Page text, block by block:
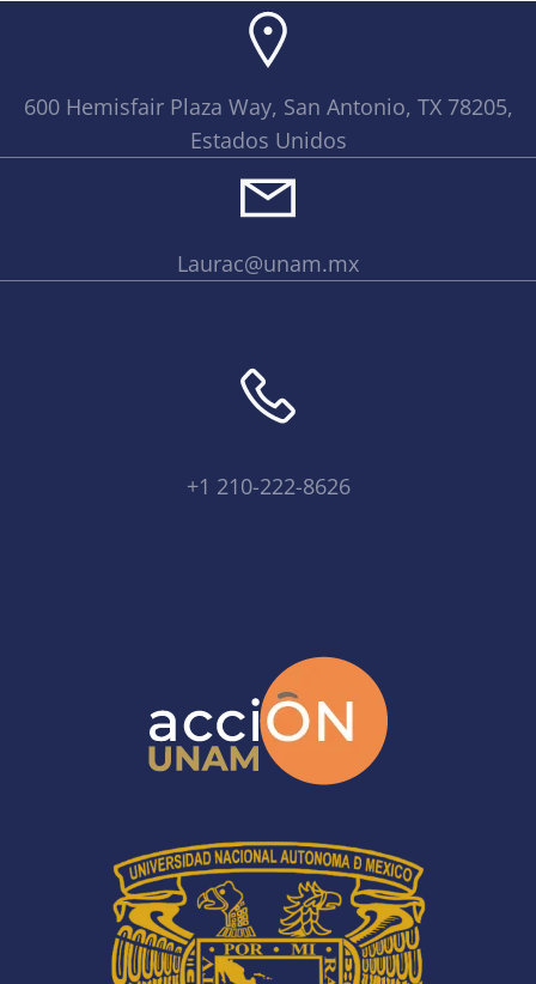
600 Hemisfair Plaza Way, San Antonio, TX 78205,
Estados Unidos
Laurac@unam.mx
+1 210-222-8626